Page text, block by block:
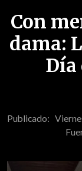
Con
dama:
Publicado: